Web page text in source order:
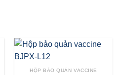
HỘP BẢO QUẢN VACCINE